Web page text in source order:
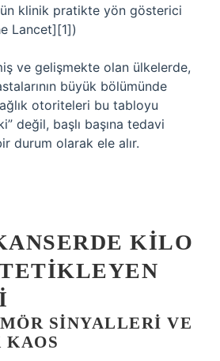
klinik pratikte yön gösterici
Lancet][1])
ve gelişmekte olan ülkelerde,
büyük bölümünde
otoriteleri bu tabloyu
değil, başlı başına tedavi
durum olarak ele alır.
KILO
SINYALLERI VE